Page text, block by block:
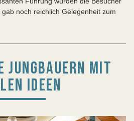
noch reichlich Gelegenheit zum
JUNGBAUERN MIT
IDEEN